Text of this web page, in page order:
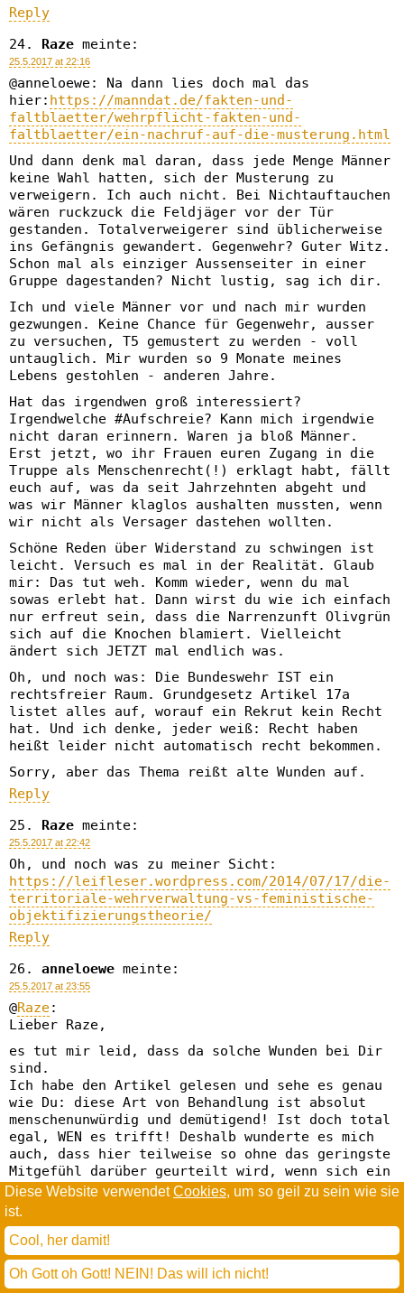
Diese Website verwendetCookies, um so geil zu sein wie sie
ist.
Cool, her damit!
Oh Gott oh Gott! NEIN! Das will ich nicht!
Reply
Raze meinte:
25.5.2017 at 22:16
@anneloewe: Na dann lies doch mal das
hier: https://manndat.de/fakten-und-
faltblaetter/wehrpflicht-fakten-und-
faltblaetter/ein-nachruf-auf-die-musterung.html
Und dann denk mal daran, dass jede Menge Männer
keine Wahl hatten, sich der Musterung zu
verweigern. Ich auch nicht. Bei Nichtauftauchen
wären ruckzuck die Feldjäger vor der Tür
gestanden. Totalverweigerer sind üblicherweise
ins Gefängnis gewandert. Gegenwehr? Guter Witz.
Schon mal als einziger Aussenseiter in einer
Gruppe dagestanden? Nicht lustig, sag ich dir.
Ich und viele Männer vor und nach mir wurden
gezwungen. Keine Chance für Gegenwehr, ausser
zu versuchen, T5 gemustert zu werden - voll
untauglich. Mir wurden so 9 Monate meines
Lebens gestohlen - anderen Jahre.
Hat das irgendwen groß interessiert?
Irgendwelche #Aufschreie? Kann mich irgendwie
nicht daran erinnern. Waren ja bloß Männer.
Erst jetzt, wo ihr Frauen euren Zugang in die
Truppe als Menschenrecht(!) erklagt habt, fällt
euch auf, was da seit Jahrzehnten abgeht und
was wir Männer klaglos aushalten mussten, wenn
wir nicht als Versager dastehen wollten.
Schöne Reden über Widerstand zu schwingen ist
leicht. Versuch es mal in der Realität. Glaub
mir: Das tut weh. Komm wieder, wenn du mal
sowas erlebt hat. Dann wirst du wie ich einfach
nur erfreut sein, dass die Narrenzunft Olivgrün
sich auf die Knochen blamiert. Vielleicht
ändert sich JETZT mal endlich was.
Oh, und noch was: Die Bundeswehr IST ein
rechtsfreier Raum. Grundgesetz Artikel 17a
listet alles auf, worauf ein Rekrut kein Recht
hat. Und ich denke, jeder weiß: Recht haben
heißt leider nicht automatisch recht bekommen.
Sorry, aber das Thema reißt alte Wunden auf.
Reply
Raze meinte:
25.5.2017 at 22:42
Oh, und noch was zu meiner Sicht:
https://leifleser.wordpress.com/2014/07/17/die-
territoriale-wehrverwaltung-vs-feministische-
objektifizierungstheorie/
Reply
anneloewe meinte:
25.5.2017 at 23:55
@Raze:
Lieber Raze,
es tut mir leid, dass da solche Wunden bei Dir
sind.
Ich habe den Artikel gelesen und sehe es genau
wie Du: diese Art von Behandlung ist absolut
menschenunwürdig und demütigend! Ist doch total
egal, WEN es trifft! Deshalb wunderte es mich
auch, dass hier teilweise so ohne das geringste
Mitgefühl darüber geurteilt wird, wenn sich ein
Mensch dagegen wehrt!
Dass es damals nicht gelang sich zu wehren ist
doch schlimm genug, eigentlich müssten sich
doch alle einig sein, dass es gut ist, wenn das
jetzt endlich möglich IST/wird.